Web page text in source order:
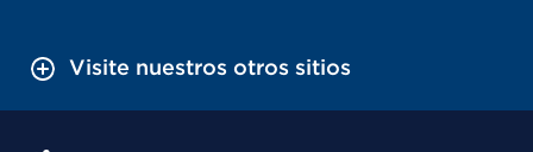
Visite nuestros otros sitios